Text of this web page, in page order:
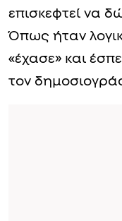
επισκεφτεί να
Όπως ήταν
«έχασε» και
τον